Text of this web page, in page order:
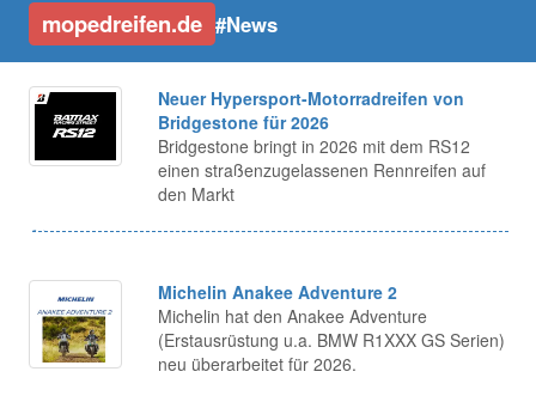
mopedreifen.de #News
Neuer Hypersport-Motorradreifen von
Bridgestone für 2026
Bridgestone bringt in 2026 mit dem RS12
einen straßenzugelassenen Rennreifen auf
den Markt
Michelin Anakee Adventure 2
Michelin hat den Anakee Adventure
(Erstausrüstung u.a. BMW R1XXX GS Serien)
neu überarbeitet für 2026.